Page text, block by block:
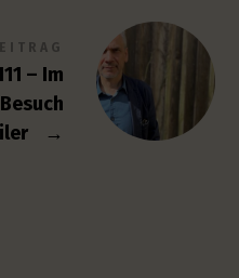
– Im
→